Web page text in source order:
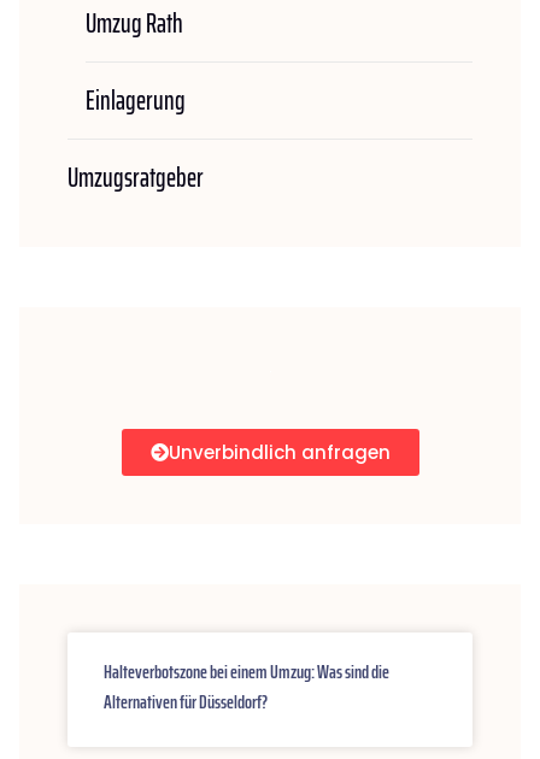
Umzug Rath
Einlagerung
Umzugsratgeber
Unverbindlich anfragen
Halteverbotszone bei einem Umzug: Was sind die
Alternativen für Düsseldorf?